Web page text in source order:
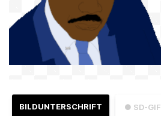
● SD-GIF
BILDUNTERSCHRIFT